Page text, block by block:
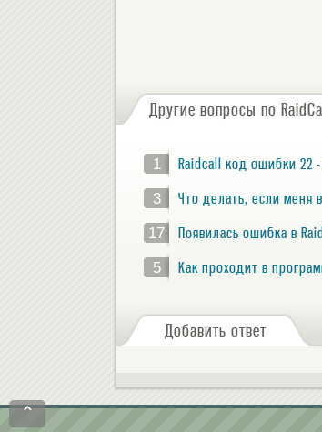
Другие вопросы по RaidCall
1
Raidcall код ошибки 22
3
Что делать, если меня
17
Появилась ошибка в
5
Как проходит в
Добавить ответ
⌃